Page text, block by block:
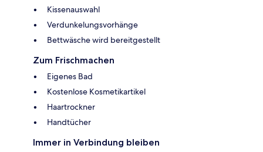
Kissenauswahl
Verdunkelungsvorhänge
Bettwäsche wird bereitgestellt
Zum Frischmachen
Eigenes Bad
Kostenlose Kosmetikartikel
Haartrockner
Handtücher
Immer in Verbindung bleiben